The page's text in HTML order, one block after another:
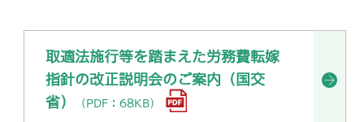
取適法施行等を踏まえた労務費転嫁
指針の改正説明会のご案内（国交
省）
（PDF：68KB）